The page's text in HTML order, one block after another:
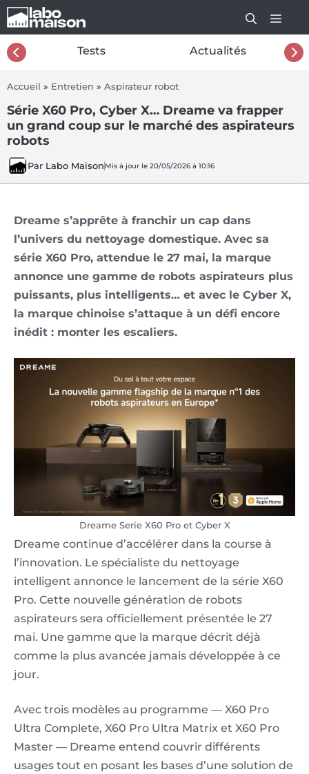
Aller
au
contenu
Tests Actualités
Accueil » Entretien » Aspirateur robot
Série X60 Pro, Cyber X… Dreame va frapper
un grand coup sur le marché des aspirateurs
robots
Par Labo Maison Mis à jour le 20/05/2026 à 10:16
Dreame s’apprête à franchir un cap dans
l’univers du nettoyage domestique. Avec sa
série X60 Pro, attendue le 27 mai, la marque
annonce une gamme de robots aspirateurs plus
puissants, plus intelligents… et avec le Cyber X,
la marque chinoise s’attaque à un défi encore
inédit : monter les escaliers.
Dreame Serie X60 Pro et Cyber X
Dreame continue d’accélérer dans la course à
l’innovation. Le spécialiste du nettoyage
intelligent annonce le lancement de la série X60
Pro. Cette nouvelle génération de robots
aspirateurs sera officiellement présentée le 27
mai. Une gamme que la marque décrit déjà
comme la plus avancée jamais développée à ce
jour.
Avec trois modèles au programme — X60 Pro
Ultra Complete, X60 Pro Ultra Matrix et X60 Pro
Master — Dreame entend couvrir différents
usages tout en posant les bases d’une solution de